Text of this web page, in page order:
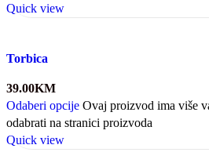
Quick view
Torbica
39.00KM
Odaberi opcije Ovaj proizvod ima više
odabrati na stranici proizvoda
Quick view